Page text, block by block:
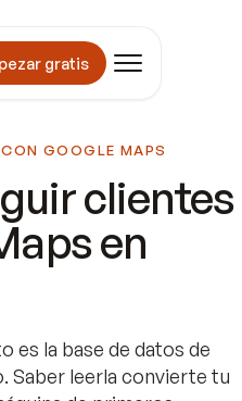
gratis
GOOGLE MAPS
clientes
en
es la base de datos de
Saber leerla convierte tu